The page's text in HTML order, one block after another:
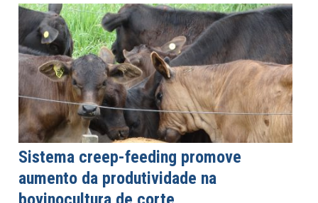
Sistema creep-feeding promove
aumento da produtividade na